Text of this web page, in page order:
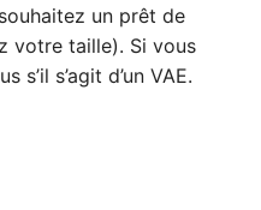
un prêt de
votre taille). Si vous
s’il s’agit d’un VAE.